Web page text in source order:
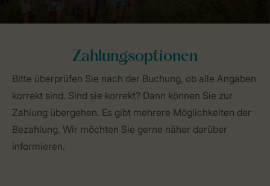
Zahlungsoptionen
Bitte überprüfen Sie nach der Buchung, ob alle Angaben
korrekt sind. Sind sie korrekt? Dann können Sie zur
Zahlung übergehen. Es gibt mehrere Möglichkeiten der
Bezahlung. Wir möchten Sie gerne näher darüber
informieren.